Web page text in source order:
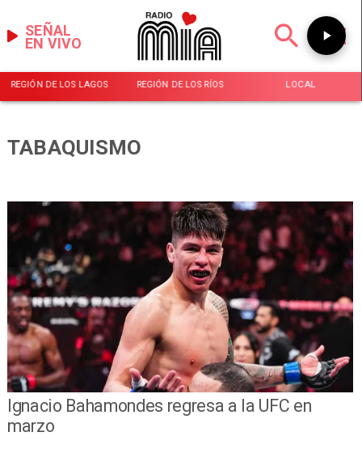
EN VIVO
SEÑAL
REGIÓN DE LOS LAGOS REGIÓN DE LOS RÍOS LOCAL
TABAQUISMO
Ignacio Bahamondes regresa a la UFC en
marzo